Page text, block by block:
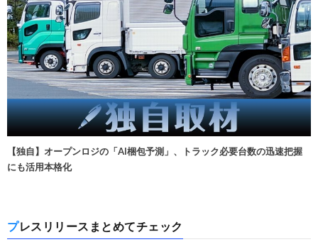
【独自】オープンロジの「AI梱包予測」、トラック必要台数の迅速把握
にも活用本格化
プレスリリースまとめてチェック